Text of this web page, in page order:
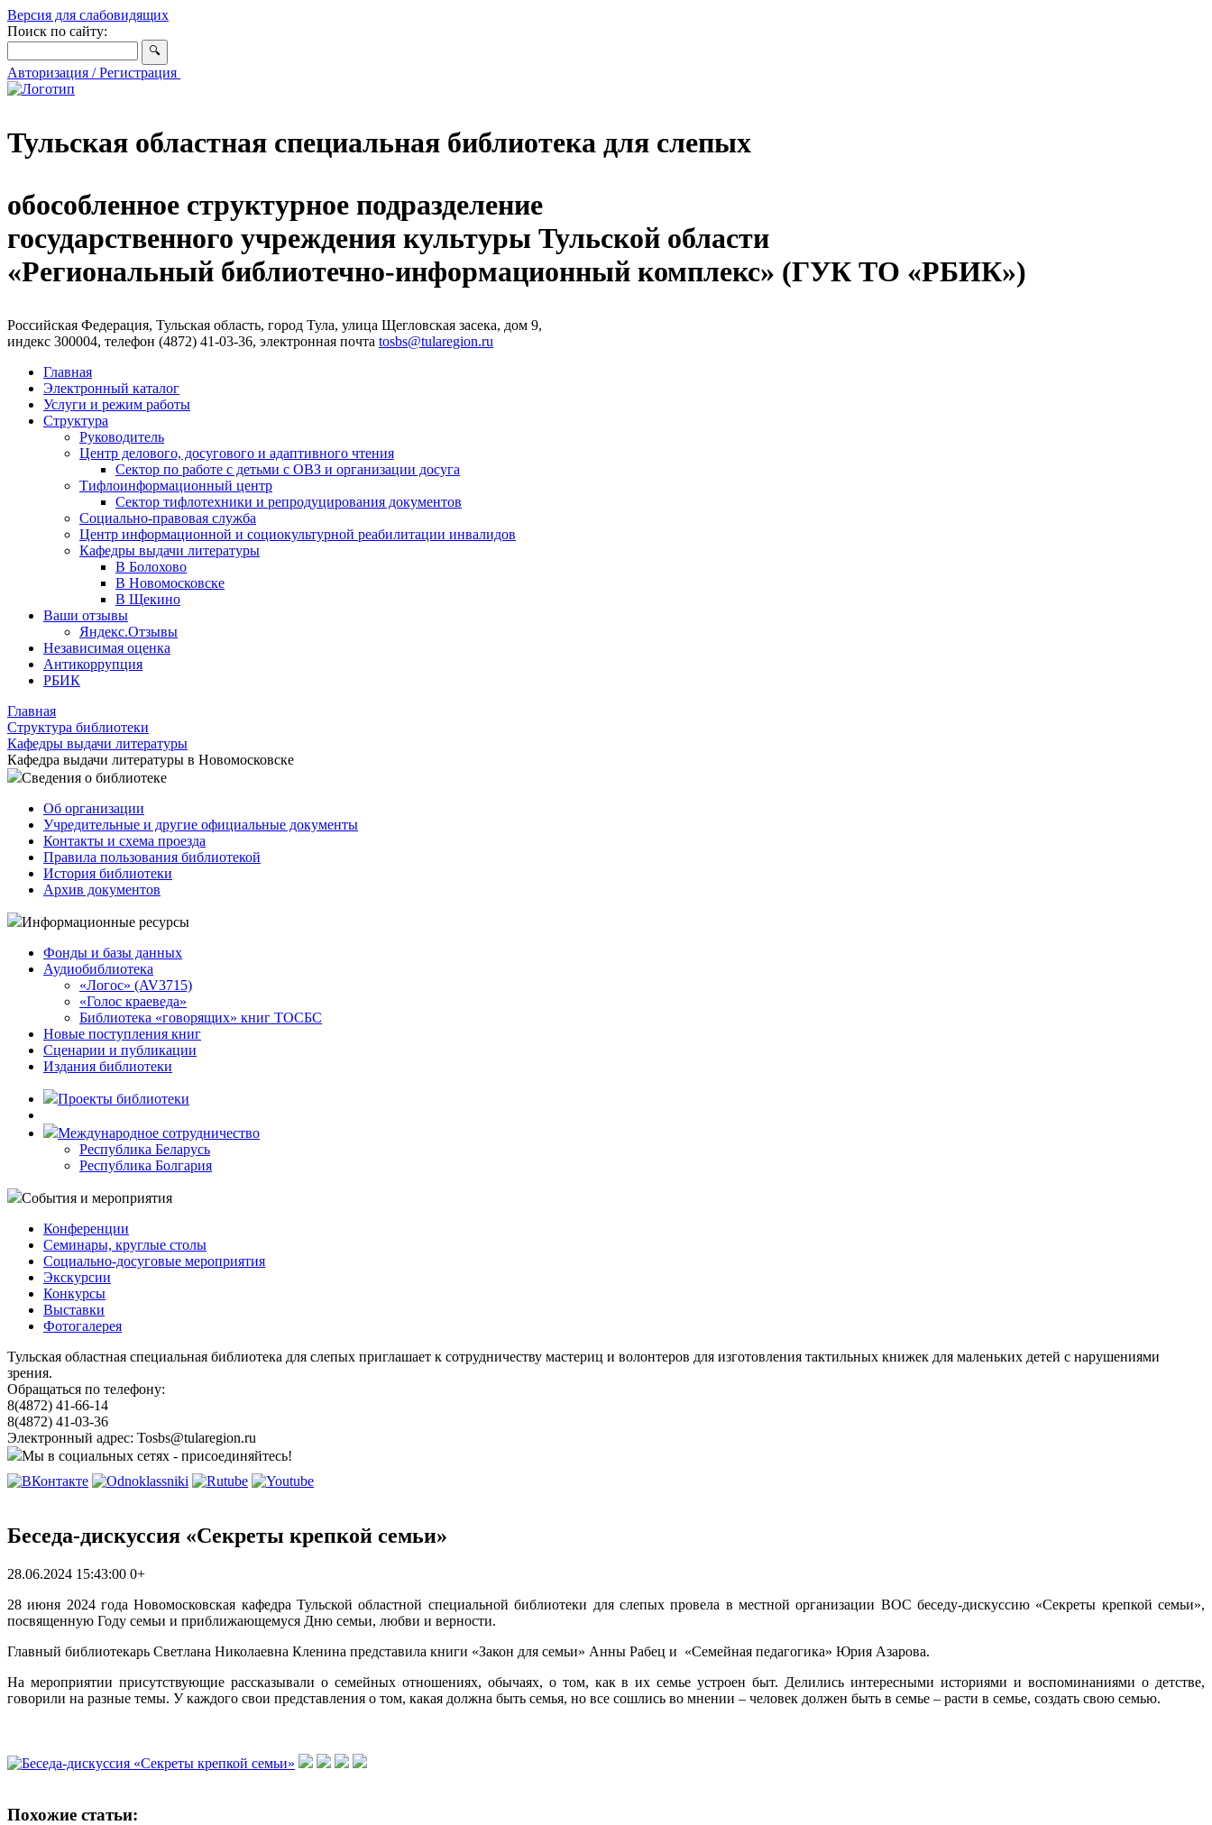
Версия для слабовидящих
Поиск по сайту:
Авторизация / Регистрация
Тульская областная специальная библиотека для слепых
обособленное структурное подразделение
государственного учреждения культуры Тульской области
«Региональный библиотечно-информационный комплекс» (ГУК ТО «РБИК»)
Российская Федерация, Тульская область, город Тула, улица Щегловская засека, дом 9,
индекс 300004, телефон (4872) 41-03-36, электронная почта tosbs@tularegion.ru
Главная
Электронный каталог
Услуги и режим работы
Структура
Руководитель
Центр делового, досугового и адаптивного чтения
Сектор по работе с детьми с ОВЗ и организации досуга
Тифлоинформационный центр
Сектор тифлотехники и репродуцирования документов
Социально-правовая служба
Центр информационной и социокультурной реабилитации инвалидов
Кафедры выдачи литературы
В Болохово
В Новомосковске
В Щекино
Ваши отзывы
Яндекс.Отзывы
Независимая оценка
Антикоррупция
РБИК
Главная
Структура библиотеки
Кафедры выдачи литературы
Кафедра выдачи литературы в Новомосковске
Сведения о библиотеке
Об организации
Учредительные и другие официальные документы
Контакты и схема проезда
Правила пользования библиотекой
История библиотеки
Архив документов
Информационные ресурсы
Фонды и базы данных
Аудиобиблиотека
«Логос» (AV3715)
«Голос краеведа»
Библиотека «говорящих» книг ТОСБС
Новые поступления книг
Сценарии и публикации
Издания библиотеки
Проекты библиотеки
Международное сотрудничество
Республика Беларусь
Республика Болгария
События и мероприятия
Конференции
Семинары, круглые столы
Социально-досуговые мероприятия
Экскурсии
Конкурсы
Выставки
Фотогалерея
Тульская областная специальная библиотека для слепых приглашает к сотрудничеству мастериц и волонтеров для изготовления тактильных книжек для маленьких детей с нарушениями
зрения.
Обращаться по телефону:
8(4872) 41-66-14
8(4872) 41-03-36
Электронный адрес: Tosbs@tularegion.ru
Мы в социальных сетях - присоединяйтесь!
Беседа-дискуссия «Секреты крепкой семьи»
28.06.2024 15:43:00 0+
28 июня 2024 года Новомосковская кафедра Тульской областной специальной библиотеки для слепых провела в местной организации ВОС беседу-дискуссию «Секреты крепкой семьи»,
посвященную Году семьи и приближающемуся Дню семьи, любви и верности.
Главный библиотекарь Светлана Николаевна Кленина представила книги «Закон для семьи» Анны Рабец и «Семейная педагогика» Юрия Азарова.
На мероприятии присутствующие рассказывали о семейных отношениях, обычаях, о том, как в их семье устроен быт. Делились интересными историями и воспоминаниями о детстве,
говорили на разные темы. У каждого свои представления о том, какая должна быть семья, но все сошлись во мнении – человек должен быть в семье – расти в семье, создать свою семью.
Похожие статьи: